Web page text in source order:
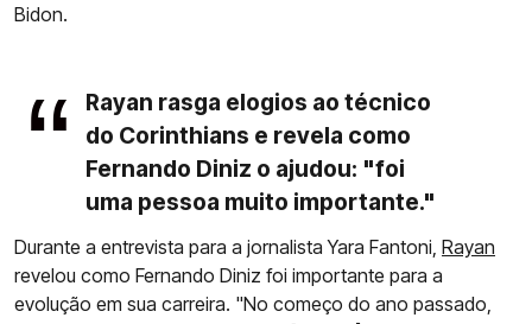
Bidon.
Rayan rasga elogios ao técnico
do Corinthians e revela como
Fernando Diniz o ajudou: "foi
uma pessoa muito importante."
Durante a entrevista para a jornalista Yara Fantoni, Rayan
revelou como Fernando Diniz foi importante para a
evolução em sua carreira. "No começo do ano passado,